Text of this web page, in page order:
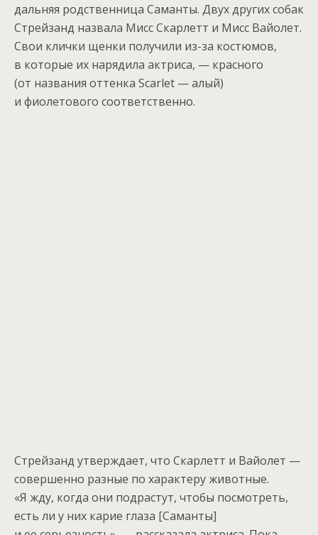
дальняя родственница Саманты. Двух других собак
Стрейзанд назвала Мисс Скарлетт и Мисс Вайолет.
Свои клички щенки получили из-за костюмов,
в которые их нарядила актриса, — красного
(от названия оттенка Scarlet — алый)
и фиолетового соответственно.
Стрейзанд утверждает, что Скарлетт и Вайолет —
совершенно разные по характеру животные.
«Я жду, когда они подрастут, чтобы посмотреть,
есть ли у них карие глаза [Саманты]